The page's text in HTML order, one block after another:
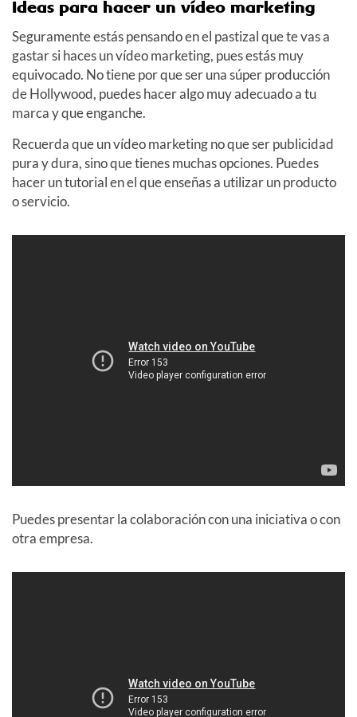
Ideas para hacer un vídeo marketing
Seguramente estás pensando en el pastizal que te vas a
gastar si haces un vídeo marketing, pues estás muy
equivocado. No tiene por que ser una súper producción
de Hollywood, puedes hacer algo muy adecuado a tu
marca y que enganche.
Recuerda que un vídeo marketing no que ser publicidad
pura y dura, sino que tienes muchas opciones. Puedes
hacer un tutorial en el que enseñas a utilizar un producto
o servicio.
Puedes presentar la colaboración con una iniciativa o con
otra empresa.